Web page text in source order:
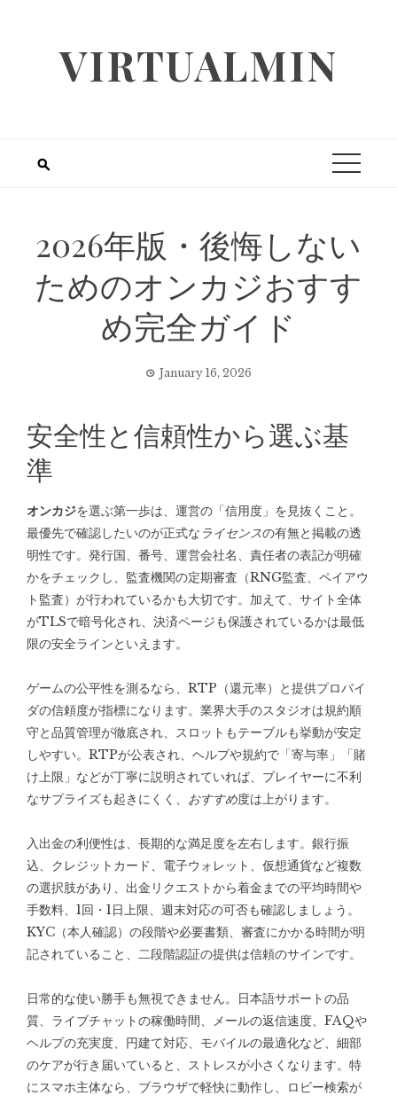
VIRTUALMIN
2026年版・後悔しない
ためのオンカジおすす
め完全ガイド
January 16, 2026
安全性と信頼性から選ぶ基
準
オンカジを選ぶ第一歩は、運営の「信用度」を見抜くこと。
最優先で確認したいのが正式な ライセンスの有無と掲載の透
明性です。発行国、番号、運営会社名、責任者の表記が明確
かをチェックし、監査機関の定期審査（RNG監査、ペイアウ
ト監査）が行われているかも大切です。加えて、サイト全体
がTLSで暗号化され、決済ページも保護されているかは最低
限の安全ラインといえます。
ゲームの公平性を測るなら、RTP（還元率）と提供プロバイ
ダの信頼度が指標になります。業界大手のスタジオは規約順
守と品質管理が徹底され、スロットもテーブルも挙動が安定
しやすい。RTPが公表され、ヘルプや規約で「寄与率」「賭
け上限」などが丁寧に説明されていれば、プレイヤーに不利
なサプライズも起きにくく、 おすすめ度は上がります。
入出金の利便性は、長期的な満足度を左右します。銀行振
込、クレジットカード、電子ウォレット、仮想通貨など複数
の選択肢があり、出金リクエストから着金までの平均時間や
手数料、1回・1日上限、週末対応の可否も確認しましょう。
KYC（本人確認）の段階や必要書類、審査にかかる時間が明
記されていること、二段階認証の提供は信頼のサインです。
日常的な使い勝手も無視できません。日本語サポートの品
質、ライブチャットの稼働時間、メールの返信速度、FAQや
ヘルプの充実度、円建て対応、モバイルの最適化など、細部
のケアが行き届いていると、ストレスが小さくなります。特
にスマホ主体なら、ブラウザで軽快に動作し、ロビー検索が